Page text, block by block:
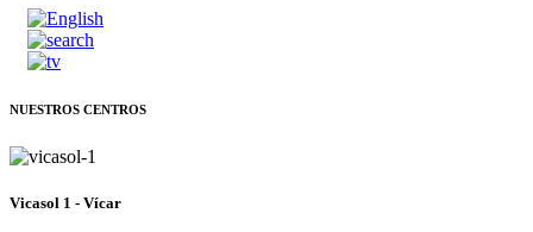
NUESTROS CENTROS
Vicasol 1 - Vícar